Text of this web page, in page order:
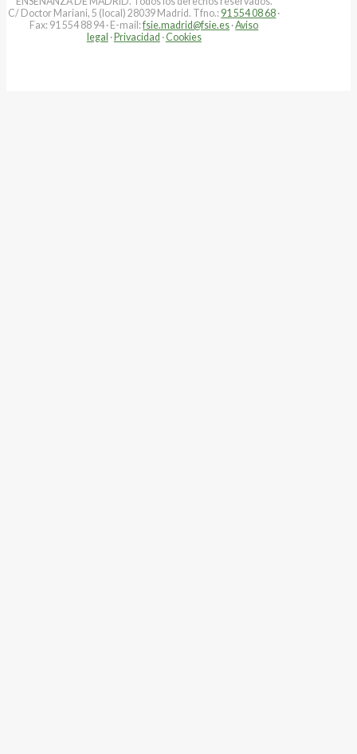
C/ Doctor Mariani, 5 (local) 28039 Madrid. Tfno.: 91 554 08 68 ·
Fax: 91 554 88 94 · E-mail:fsie.madrid@fsie.es ·Aviso
legal ·Privacidad · Cookies